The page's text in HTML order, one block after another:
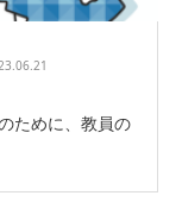
ために、教員の